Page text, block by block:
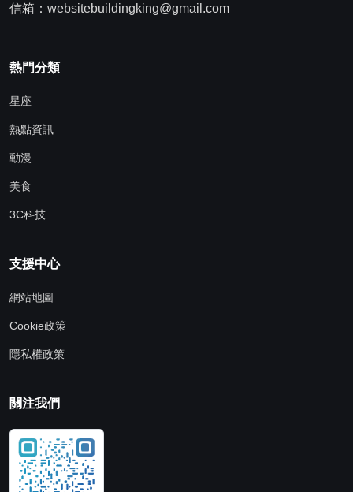
信箱：websitebuildingking@gmail.com
熱門分類
星座
熱點資訊
動漫
美食
3C科技
支援中心
網站地圖
Cookie政策
隱私權政策
關注我們